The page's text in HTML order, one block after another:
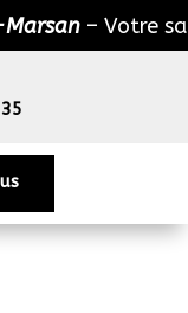
– Votre salon